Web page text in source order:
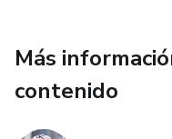
Más
contenido